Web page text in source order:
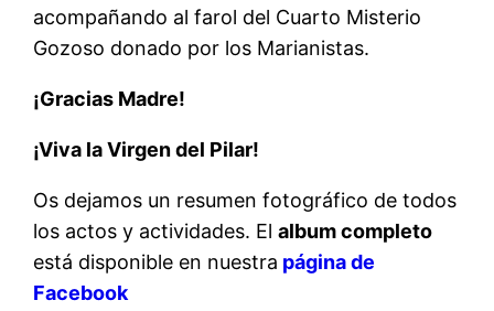
acompañando al farol del Cuarto Misterio
Gozoso donado por los Marianistas.
¡Gracias Madre!
¡Viva la Virgen del Pilar!
Os dejamos un resumen fotográfico de todos
los actos y actividades. Elalbum completo
está disponible en nuestra página de
Facebook